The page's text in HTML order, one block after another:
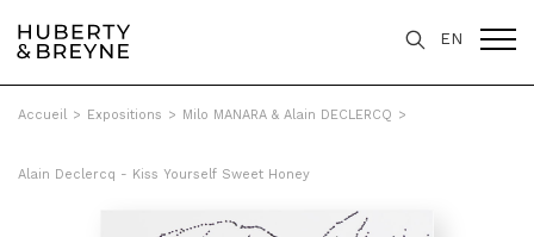
EN
Accueil > Expositions > Milo MANARA & Alain DECLERCQ >
Alain Declercq - Kiss Yourself Sweet Honey